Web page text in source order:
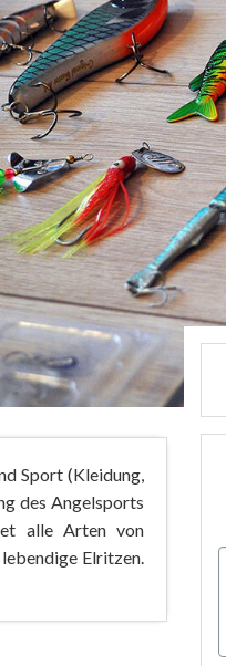
Sport (Kleidung,
des Angelsports
alle Arten von
Elritzen.